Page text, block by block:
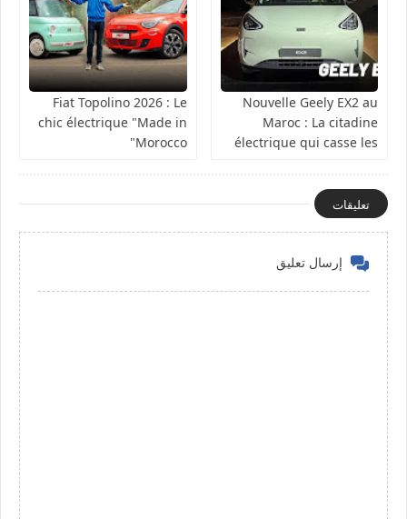
Nouvelle Geely EX2 au
Maroc : La citadine
électrique qui casse les
Fiat Topolino 2026 : Le
chic électrique "Made in
Morocco"
تعليقات
إرسال تعليق